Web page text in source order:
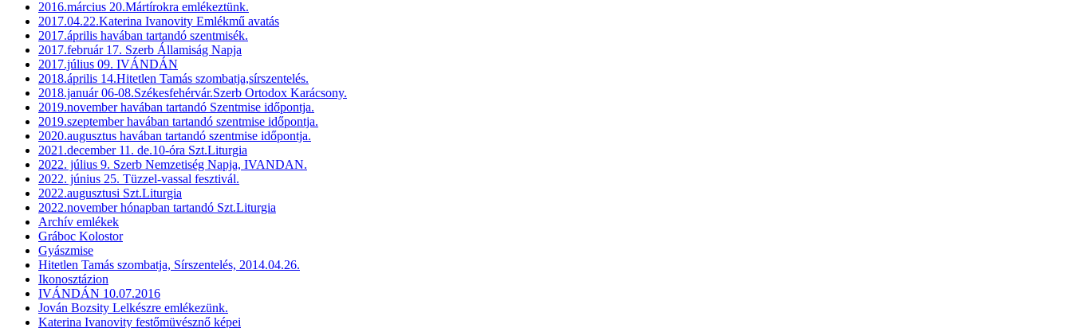
2016.március 20.Mártírokra emlékeztünk.
2017.04.22.Katerina Ivanovity Emlékmű avatás
2017.április havában tartandó szentmisék.
2017.február 17. Szerb Államiság Napja
2017.július 09. IVÁNDÁN
2018.április 14.Hitetlen Tamás szombatja,sírszentelés.
2018.január 06-08.Székesfehérvár.Szerb Ortodox Karácsony.
2019.november havában tartandó Szentmise időpontja.
2019.szeptember havában tartandó szentmise időpontja.
2020.augusztus havában tartandó szentmise időpontja.
2021.december 11. de.10-óra Szt.Liturgia
2022. július 9. Szerb Nemzetiség Napja, IVANDAN.
2022. június 25. Tüzzel-vassal fesztivál.
2022.augusztusi Szt.Liturgia
2022.november hónapban tartandó Szt.Liturgia
Archív emlékek
Gráboc Kolostor
Gyászmise
Hitetlen Tamás szombatja, Sírszentelés, 2014.04.26.
Ikonosztázion
IVÁNDÁN 10.07.2016
Jován Bozsity Lelkészre emlékezünk.
Katerina Ivanovity festőmüvésznő képei